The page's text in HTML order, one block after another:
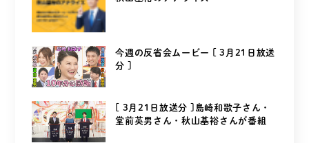
今週の反省会ムービー [ 3月21日放送
分 ]
[ 3月21日放送分 ]島崎和歌子さん・
堂前英男さん・秋山基裕さんが番組